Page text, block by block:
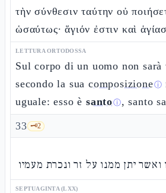
τὴν σύνθεσιν ταύτην οὐ
ὡσαύτως· ἅγιόν ἐστιν καὶ
LETTURA ORTODOSSA
Sul corpo di un uomo non sarà
secondo la suacomposizioneⓘ
uguale: esso èsantoⓘ, santo
33 🗝️2
יתן ממנו על זר ונכרת מעמיו
SEPTUAGINTA (LXX)